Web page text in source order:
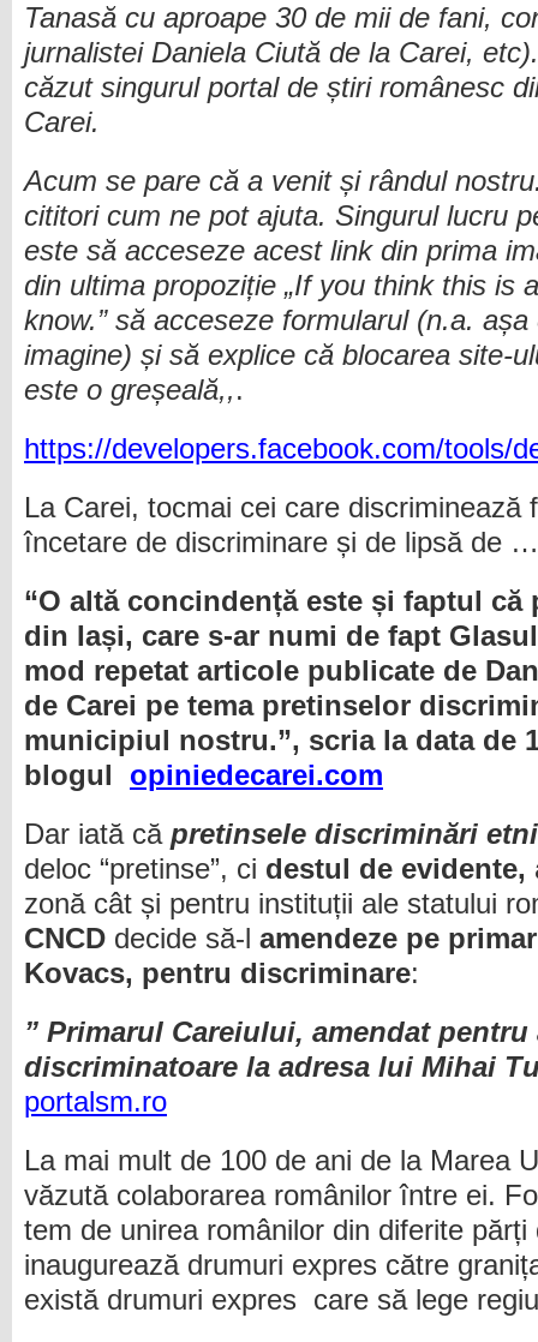
Tanasă cu aproape 30 de mii de fani,
jurnalistei Daniela Ciută de la Carei,
căzut singurul portal de știri românesc
Carei.
Acum se pare că a venit și rândul
cititori cum ne pot ajuta. Singurul lucru
este să acceseze acest link din prima
din ultima propoziție „If you think this is
know.” să acceseze formularul (n.a.
imagine) și să explice că blocarea site-
este o greșeală,,.
https://developers.facebook.com/tools/
La Carei, tocmai cei care discriminează
încetare de discriminare și de lipsă de
“O altă concindență este și faptul
din Iași, care s-ar numi de fapt
mod repetat articole publicate de
de Carei pe tema pretinselor
municipiul nostru.”, scria la data de
blogul opiniedecarei.com
Dar iată că pretinsele discriminări
deloc “pretinse”, ci destul de evidente,
zonă cât și pentru instituții ale statului
CNCD decide să-l amendeze pe
Kovacs, pentru discriminare:
” Primarul Careiului, amendat
discriminatoare la adresa lui Mihai
portalsm.ro
La mai mult de 100 de ani de la Marea
văzută colaborarea românilor între ei.
tem de unirea românilor din diferite
inaugurează drumuri expres către
există drumuri expres care să lege